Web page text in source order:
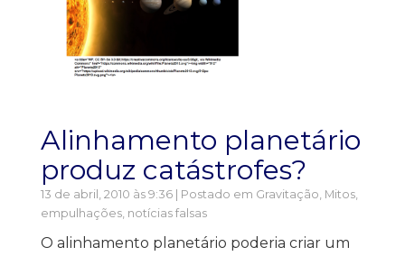
Alinhamento planetário
produz catástrofes?
13 de abril, 2010 às 9:36 | Postado em Gravitação Mitos,
empulhações, notícias falsas
O alinhamento planetário poderia criar um